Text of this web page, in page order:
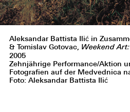
Aleksandar Battista Ilić in
& Tomislav Gotovac, Weekend
2005
Zehnjährige Performance/Aktion
Fotografien auf der Medvednica
Foto: Aleksandar Battista Ilić